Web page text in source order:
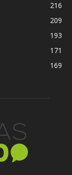
216
209
193
171
169